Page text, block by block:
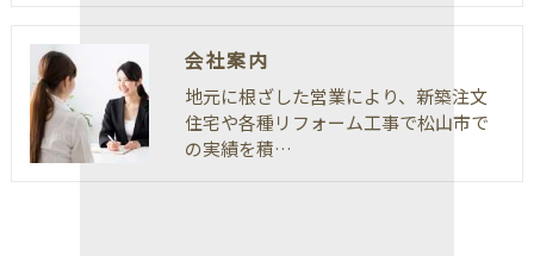
会社案内
地元に根ざした営業により、新築注文
住宅や各種リフォーム工事で松山市で
の実績を積…